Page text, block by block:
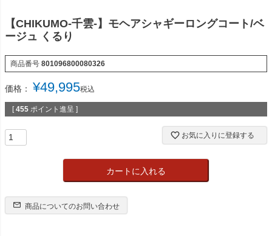
【CHIKUMO-千雲-】モヘアシャギーロングコート/ベ
ージュ くるり
商品番号 801096800080326
価格： ¥49,995税込
[ 455 ポイント進呈 ]
お気に入りに登録する
カートに入れる
商品についてのお問い合わせ